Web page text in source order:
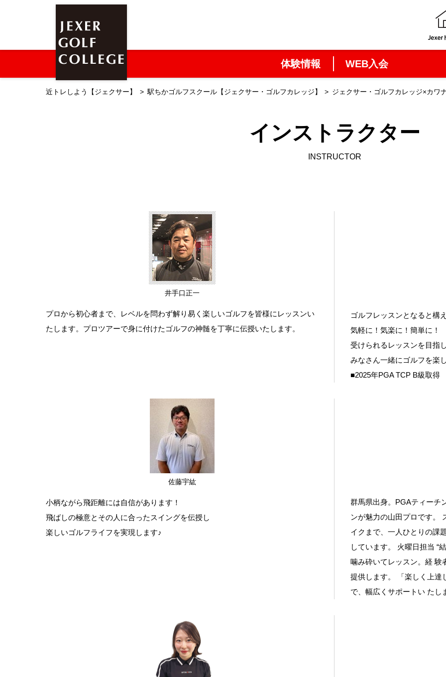
体験情報 WEB入会
近トレしよう【ジェクサー】 駅ちかゴルフスクール【ジェクサー・ゴルフカレッジ】 ジェクサー・ゴルフカレッジ×カ
インストラクター
INSTRUCTOR
井手口正一
プロから初心者まで、レベルを問わず解り易く楽しいゴルフを皆様にレッスンい
たします。プロツアーで身に付けたゴルフの神髄を丁寧に伝授いたします。
ゴルフレッスンとなると構
気軽に！気楽に！簡単に！
受けられるレッスンを目指
みなさん一緒にゴルフを楽
■2025年PGA TCP B級取得
佐藤宇紘
小柄ながら飛距離には自信があります！
飛ばしの極意とその人に合ったスイングを伝授し
楽しいゴルフライフを実現します♪
群馬県出身。PGAティーチ
ンが魅力の山田プロです。
イクまで、一人ひとりの課
しています。 火曜日担当 “
噛み砕いてレッスン。経 験
提供します。 「楽しく上達
で、幅広くサポートい たし